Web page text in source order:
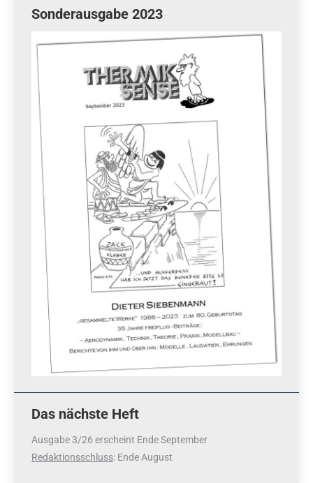
Sonderausgabe 2023
Das nächste Heft
Ausgabe 3/26 erscheint Ende September
Redaktionsschluss: Ende August